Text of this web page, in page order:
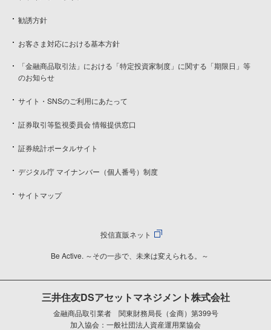
勧誘方針
お客さま対応における基本方針
「金融商品取引法」における「特定投資家制度」に関する「期限日」等
のお知らせ
サイト・SNSのご利用にあたって
証券取引等監視委員会 情報提供窓口
証券統計ポータルサイト
デジタル庁 マイナンバー（個人番号）制度
サイトマップ
投信直販ネット
Be Active. ～その一歩で、未来は変えられる。～
三井住友DSアセットマネジメント株式会社
金融商品取引業者 関東財務局長（金商）第399号
加入協会：一般社団法人資産運用業協会